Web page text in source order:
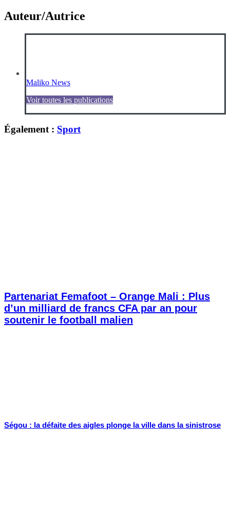
Auteur/Autrice
Maliko News
Voir toutes les publications
Également : Sport
Partenariat Femafoot – Orange Mali : Plus
d’un milliard de francs CFA par an pour
soutenir le football malien
Ségou : la défaite des aigles plonge la ville dans la sinistrose